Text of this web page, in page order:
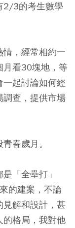
2/3的考生數學
，經常相約一
月看30塊地，等
起討論如何經
調查，提供市場
春歲月。
「全壘打」
的建案，不論
解和設計，甚
的格局，我對他